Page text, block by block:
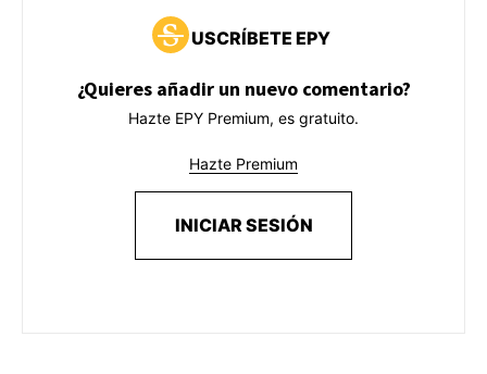
USCRÍBETE EPY
¿Quieres añadir un nuevo comentario?
Hazte EPY Premium, es gratuito.
Hazte Premium
INICIAR SESIÓN